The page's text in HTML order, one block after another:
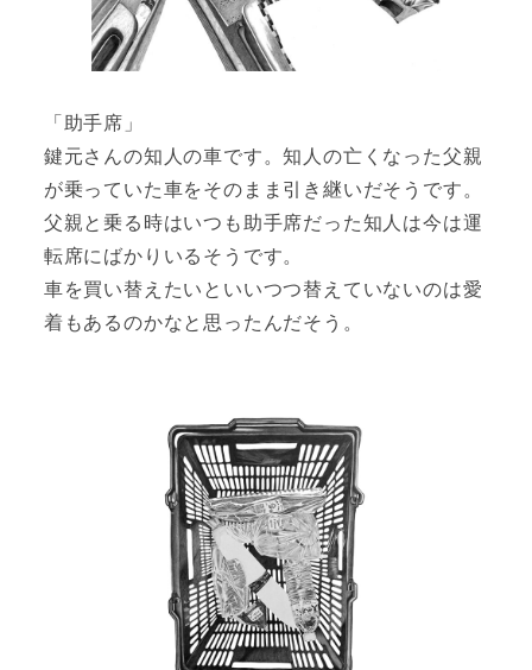
「助手席」
鍵元さんの知人の車です。知人の亡くなった父親
が乗っていた車をそのまま引き継いだそうです。
父親と乗る時はいつも助手席だった知人は今は運
転席にばかりいるそうです。
車を買い替えたいといいつつ替えていないのは愛
着もあるのかなと思ったんだそう。